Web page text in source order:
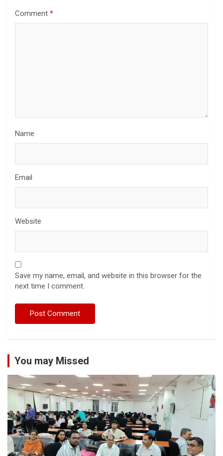
Comment *
Name
Email
Website
Save my name, email, and website in this browser for the
next time I comment.
You may Missed